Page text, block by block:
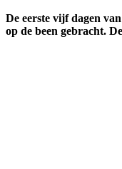
De eerste vijf dagen
op de been gebracht.